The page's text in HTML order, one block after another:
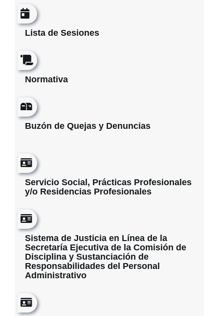
Lista de Sesiones
Normativa
Buzón de Quejas y Denuncias
Servicio Social, Prácticas Profesionales
y/o Residencias Profesionales
Sistema de Justicia en Línea de la
Secretaría Ejecutiva de la Comisión de
Disciplina y Sustanciación de
Responsabilidades del Personal
Administrativo